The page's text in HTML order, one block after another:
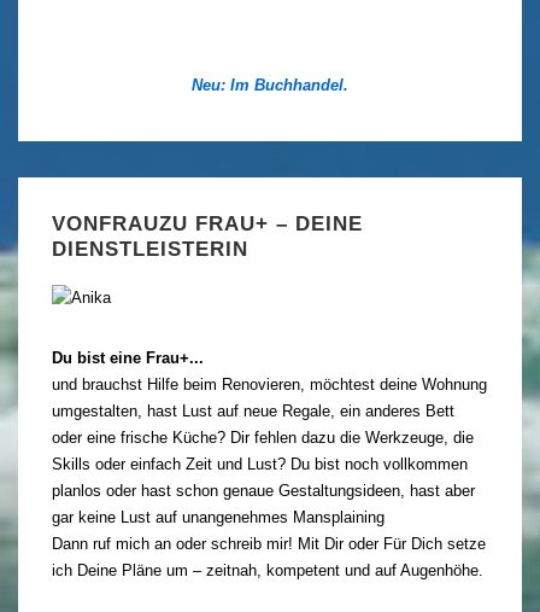
Neu: Im Buchhandel.
VONFRAUZU FRAU+ – DEINE
DIENSTLEISTERIN
Du bist eine Frau+...
und brauchst Hilfe beim Renovieren, möchtest deine Wohnung
umgestalten, hast Lust auf neue Regale, ein anderes Bett
oder eine frische Küche? Dir fehlen dazu die Werkzeuge, die
Skills oder einfach Zeit und Lust? Du bist noch vollkommen
planlos oder hast schon genaue Gestaltungsideen, hast aber
gar keine Lust auf unangenehmes Mansplaining
Dann ruf mich an oder schreib mir! Mit Dir oder Für Dich setze
ich Deine Pläne um – zeitnah, kompetent und auf Augenhöhe.